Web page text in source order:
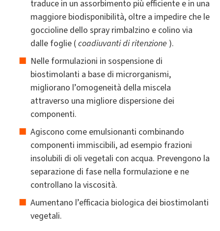
traduce in un assorbimento più efficiente e in una
maggiore biodisponibilità, oltre a impedire che le
goccioline dello spray rimbalzino e colino via
dalle foglie (coadiuvanti di ritenzione ).
Nelle formulazioni in sospensione di
biostimolanti a base di microrganismi,
migliorano l’omogeneità della miscela
attraverso una migliore dispersione dei
componenti.
Agiscono come emulsionanti combinando
componenti immiscibili, ad esempio frazioni
insolubili di oli vegetali con acqua. Prevengono la
separazione di fase nella formulazione e ne
controllano la viscosità.
Aumentano l’efficacia biologica dei biostimolanti
vegetali.